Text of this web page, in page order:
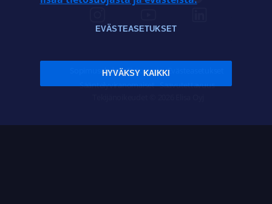
Sopimusehdot Tietosuoja Evästeasetukset
Sääntelyviranomaiset Saavutettavuus
EVÄSTEASETUKSET
HYVÄKSY KAIKKI